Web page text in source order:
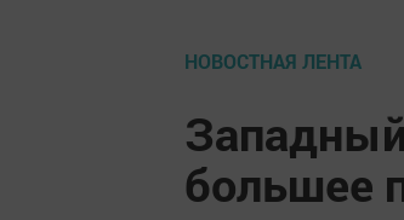
НОВОСТНАЯ ЛЕНТА
большее